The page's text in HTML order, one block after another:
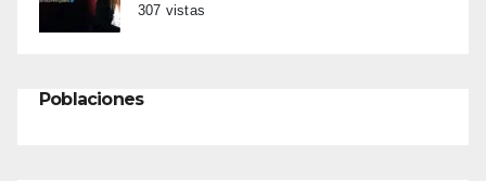
307 vistas
Poblaciones